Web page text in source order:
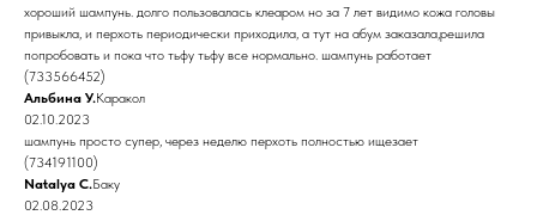
хороший шампунь. долго пользовалась клеаром но за 7 лет видимо кожа головы
привыкла, и перхоть периодически приходила, а тут на абум заказала,решила
попробовать и пока что тьфу тьфу все нормально. шампунь работает
(733566452)
Альбина У.Каракол
02.10.2023
шампунь просто супер, через неделю перхоть полностью ищезает
(734191100)
Natalya C.Баку
02.08.2023